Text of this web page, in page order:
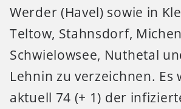
Werder (Havel) sowie in
Teltow, Stahnsdorf,
Schwielowsee, Nuthetal
Lehnin zu verzeichnen. Es
aktuell 74 (+ 1) der